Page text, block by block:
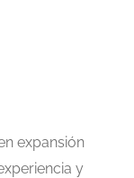
expansión
y